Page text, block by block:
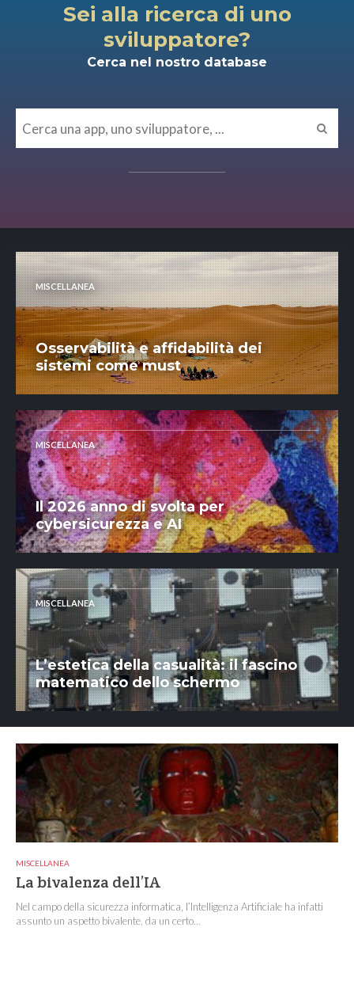
Sei alla ricerca di uno
sviluppatore?
Cerca nel nostro database
MISCELLANEA
Osservabilità e affidabilità dei
sistemi come must
MISCELLANEA
Il 2026 anno di svolta per
cybersicurezza e AI
MISCELLANEA
L’estetica della casualità: il fascino
matematico dello schermo
MISCELLANEA
La bivalenza dell’IA
Nel campo della sicurezza informatica, l’Intelligenza Artificiale ha infatti
assunto un aspetto bivalente, da un certo...